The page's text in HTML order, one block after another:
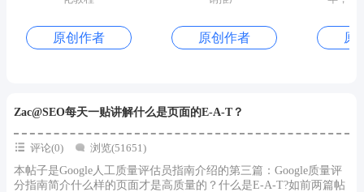
原创作者 原创作者 原
Zac@SEO每天一贴讲解什么是页面的E-A-T？
评论(0)
浏览(51651)
本帖子是Google人工质量评估员指南介绍的第三篇：Google质量评
分指南简介什么样的页面才是高质量的？什么是E-A-T?如前两篇帖